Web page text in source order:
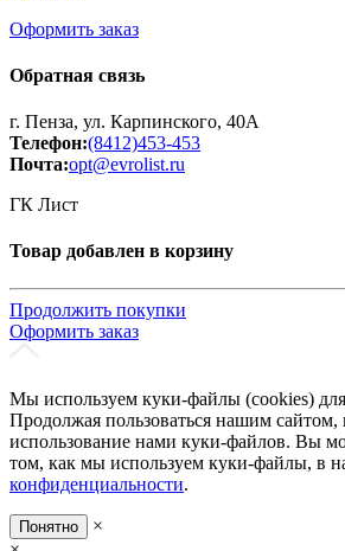
Оформить заказ
Обратная связь
г. Пенза, ул. Карпинского, 40А
Телефон:(8412)453-453
Почта:opt@evrolist.ru
ГК Лист
Товар добавлен в корзину
Продолжить покупки
Оформить заказ
Мы используем куки-файлы (cookies) для
Продолжая пользоваться нашим сайтом,
использование нами куки-файлов. Вы
том, как мы используем куки-файлы, в
конфиденциальности.
Понятно
×